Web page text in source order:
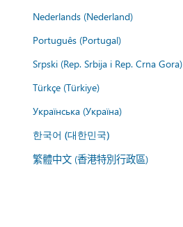
Nederlands (Nederland)
Português (Portugal)
Srpski (Rep. Srbija i Rep. Crna Gora)
Türkçe (Türkiye)
Українська (Україна)
한국어 (대한민국)
繁體中文 (香港特別行政區)